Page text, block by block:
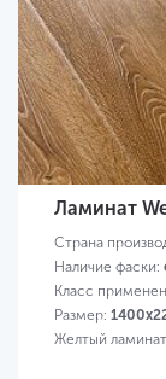
Ламинат
Страна
Наличие фаски:
Класс
Размер:
Желтый ламинат